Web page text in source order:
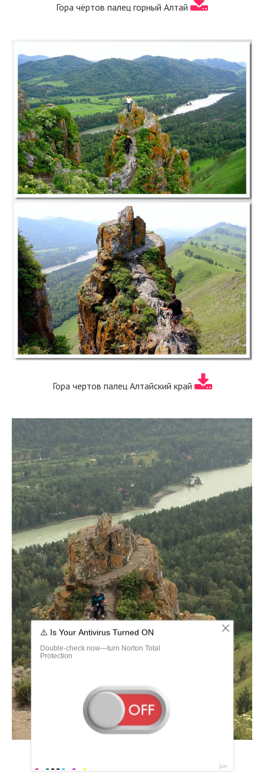
Гора чёртов палец горный Алтай
Гора чертов палец Алтайский край